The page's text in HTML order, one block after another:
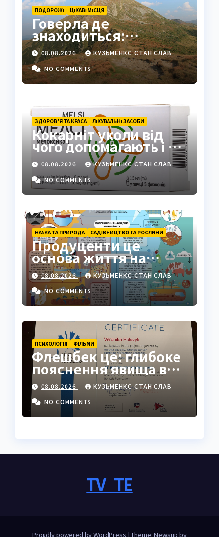
ПОДОРОЖІ ЦІКАВІ МІСЦЯ
Говерла де
знаходиться:
найвища вершина
України в серці
Карпат
08.08.2026
КУЗЬМЕНКО СТАНІСЛАВ
NO COMMENTS
ЗДОРОВ’Я ТА КРАСА ЛІКУВАЛЬНІ ЗАСОБИ
Кокарніт уколи від
чого допомагають і як
працюють
08.08.2026
КУЗЬМЕНКО СТАНІСЛАВ
NO COMMENTS
НАУКА ТА ПРИРОДА САДІВНИЦТВО ТА РОСЛИНИ
Продуценти це
основа життя на
Землі: повний гід
08.08.2026
КУЗЬМЕНКО СТАНІСЛАВ
NO COMMENTS
ПСИХОЛОГІЯ ФІЛЬМИ
Флешбек це: глибоке
пояснення явища в
психології, кіно та
житті
08.08.2026
КУЗЬМЕНКО СТАНІСЛАВ
NO COMMENTS
TV_TE
Proudly powered by WordPress | Theme: Newsup by